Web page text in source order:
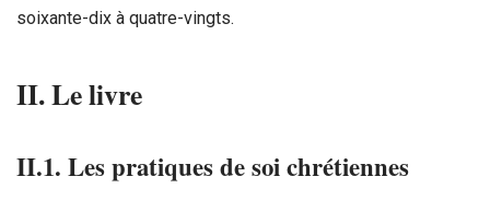
soixante-dix à quatre-vingts.
II. Le livre
II.1. Les pratiques de soi chrétiennes